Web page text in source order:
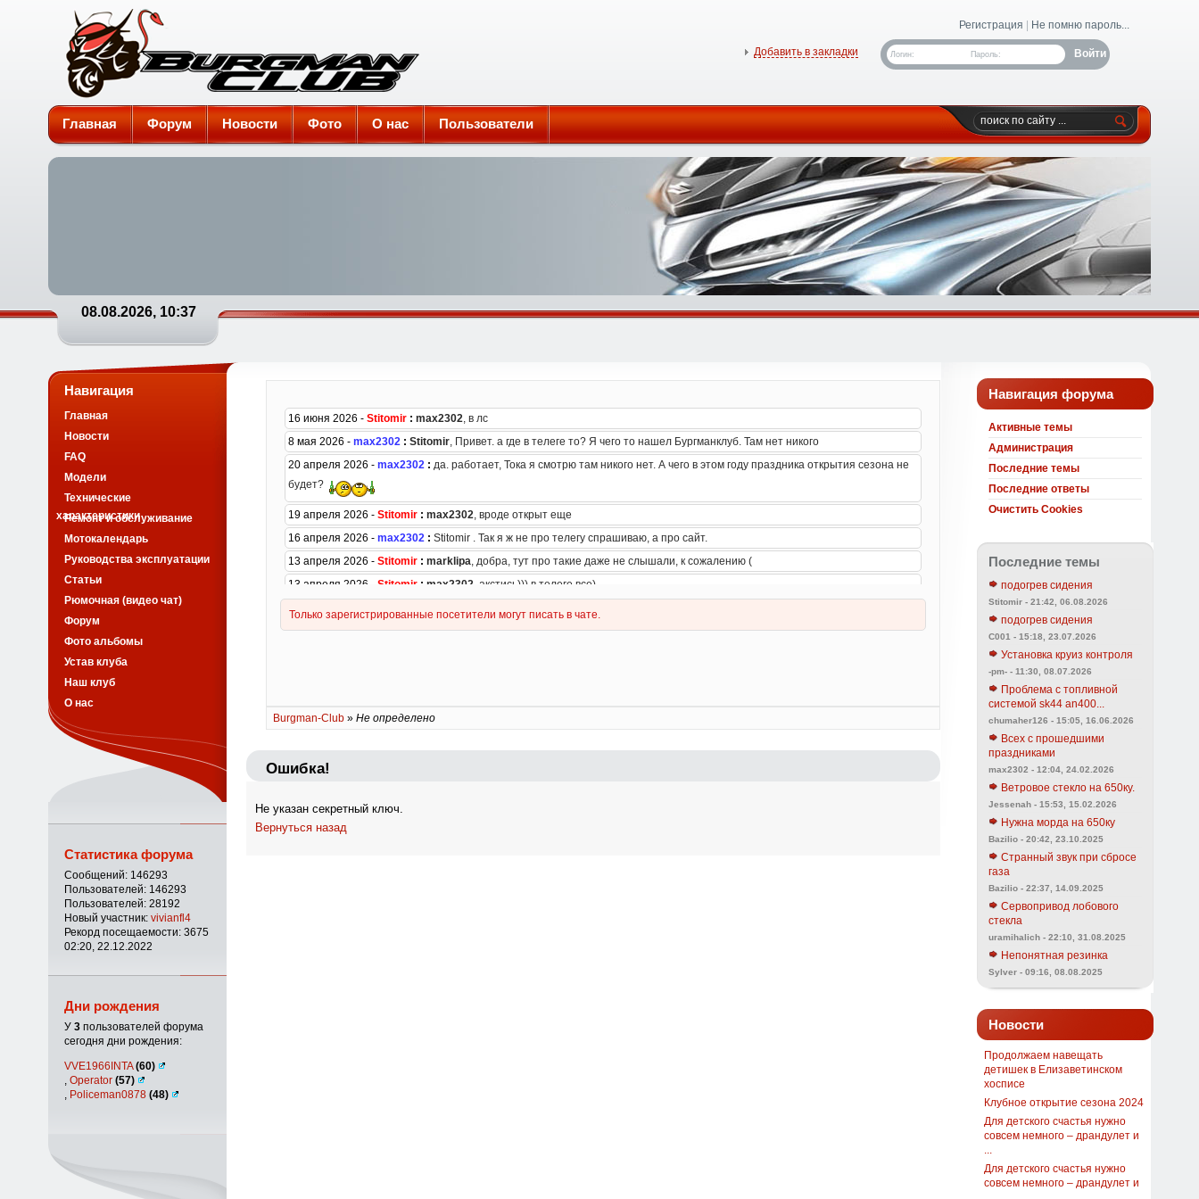
Burgman-Club
Регистрация Не помню пароль...
Логин: Пароль:
Добавить в закладки
Главная Форум Новости Фото О нас Пользователи
08.08.2026, 10:37
Burgman-Club» Не определено
Ошибка!
Не указан секретный ключ.
Вернуться назад
Навигация форума
Активные темы
Администрация
Последние темы
Последние ответы
Очистить Cookies
Последние темы
подогрев сидения
Stitomir - 21:42, 06.08.2026
подогрев сидения
C001 - 15:18, 23.07.2026
Установка круиз контроля
-pm- - 11:30, 08.07.2026
Проблема с топливной
системой sk44 an400...
chumaher126 - 15:05, 16.06.2026
Всех с прошедшими
праздниками
max2302 - 12:04, 24.02.2026
Ветровое стекло на 650ку.
Jessenah - 15:53, 15.02.2026
Нужна морда на 650ку
Bazilio - 20:42, 23.10.2025
Странный звук при сбросе
газа
Bazilio - 22:37, 14.09.2025
Сервопривод лобового
стекла
uramihalich - 22:10, 31.08.2025
Непонятная резинка
Sylver - 09:16, 08.08.2025
Новости
Продолжаем навещать
детишек в Елизаветинском
хосписе
Клубное открытие сезона 2024
Для детского счастья нужно
совсем немного – драндулет и
Для детского счастья нужно
совсем немного – драндулет и
Навигация
Главная
Новости
FAQ
Модели
Технические
характеристики
Ремонт и обслуживание
Мотокалендарь
Руководства эксплуатации
Статьи
Рюмочная (видео чат)
Форум
Фото альбомы
Устав клуба
Наш клуб
О нас
Статистика форума
Сообщений: 146293
Пользователей: 146293
Пользователей: 28192
Новый участник: vivianfl4
Рекорд посещаемости: 3675
02:20, 22.12.2022
Дни рождения
У 3пользователей форума
сегодня дни рождения:
VVE1966INTA(60)
Operator (57)
Policeman0878 (48)